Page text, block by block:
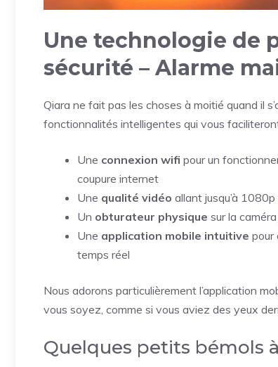
Une technologie de
sécurité – Alarme
Qiara ne fait pas les choses à moitié quand il
fonctionnalités intelligentes qui vous
Une connexion wifi pour un
coupure internet
Une qualité vidéo allant jusqu’à
Un obturateur physique sur la
Une application mobile intuitive pour
temps réel
Nous adorons particulièrement l’application
vous soyez, comme si vous aviez des yeux
Quelques petits bémols